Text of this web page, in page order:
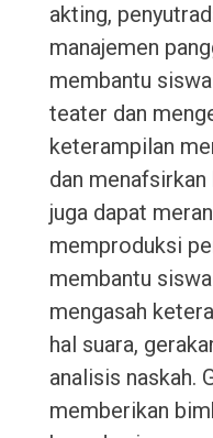
akting,
manajemen
membantu
teater dan
keterampilan
dan
juga dapat
memproduksi
membantu
mengasah
hal suara,
analisis naskah.
memberikan